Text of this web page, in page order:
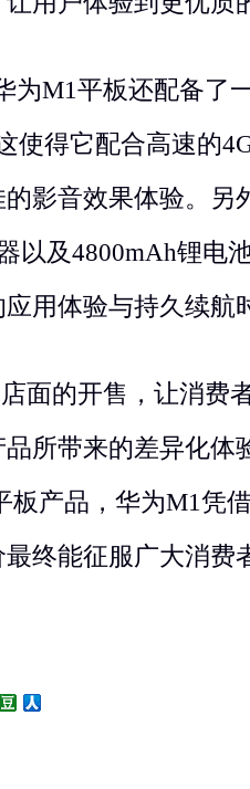
为M1平板还配备了
使得它配合高速的
影音效果体验。另
以及4800mAh锂电
用体验与持久续航
面的开售，让消费
所带来的差异化体
板产品，华为M1凭
终能征服广大消费